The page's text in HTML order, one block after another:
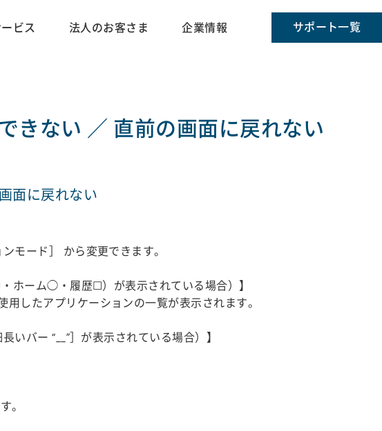
ビス 法人のお客さま 企業情報 サポート一覧
きない ／ 直前の画面に戻れない
面に戻れない
モード］ から変更できます。
ホーム◯・履歴☐）が表示されている場合）】
したアプリケーションの一覧が表示されます。
バー “__”］が表示されている場合）】
。